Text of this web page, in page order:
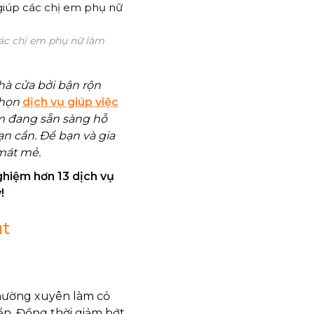
chị em phụ nữ làm
cửa bởi bận rộn
dịch vụ giúp việc
đang sẵn sàng hỗ
cần. Để bạn và gia
mẻ.
hơn 13 dịch vụ
xuyên làm cỏ